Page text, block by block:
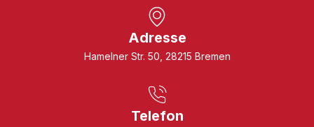
Adresse
Hamelner Str. 50, 28215 Bremen
Telefon